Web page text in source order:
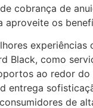
cobrança de
aproveite os
experiências
Black, como
ao redor do
entrega
de